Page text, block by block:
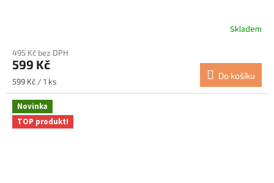
Skladem
495 Kč bez DPH
599 Kč
Měrná
cena:
599 Kč / 1 ks
Do košíku
Novinka
TOP produkt!